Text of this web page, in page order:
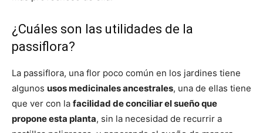
¿Cuáles son las utilidades de la
passiflora?
La passiflora, una flor poco común en los jardines tiene
algunos usos medicinales ancestrales, una de ellas tiene
que ver con la facilidad de conciliar el sueño que
propone esta planta, sin la necesidad de recurrir a